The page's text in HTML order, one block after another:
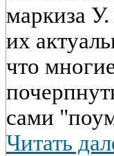
маркиза
их
что
сами
Читать